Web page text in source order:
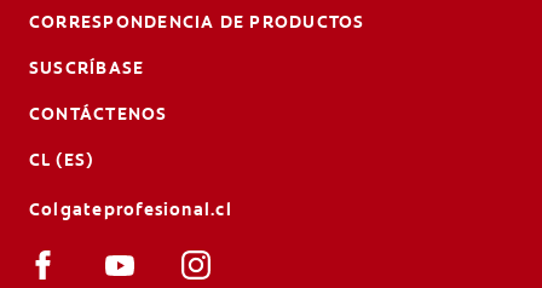
CORRESPONDENCIA DE PRODUCTOS
SUSCRÍBASE
CONTÁCTENOS
CL (ES)
Colgateprofesional.cl